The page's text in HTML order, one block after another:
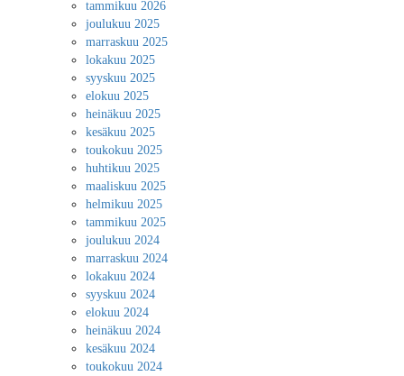
tammikuu 2026
joulukuu 2025
marraskuu 2025
lokakuu 2025
syyskuu 2025
elokuu 2025
heinäkuu 2025
kesäkuu 2025
toukokuu 2025
huhtikuu 2025
maaliskuu 2025
helmikuu 2025
tammikuu 2025
joulukuu 2024
marraskuu 2024
lokakuu 2024
syyskuu 2024
elokuu 2024
heinäkuu 2024
kesäkuu 2024
toukokuu 2024